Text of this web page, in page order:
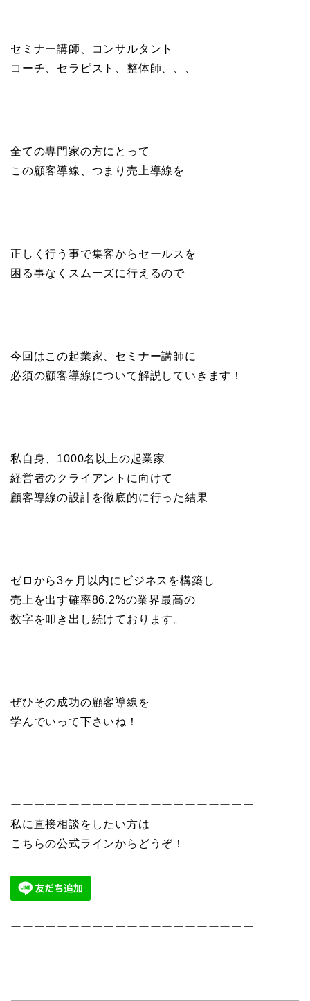
セミナー講師、コンサルタント
コーチ、セラピスト、整体師、、、
全ての専門家の方にとって
この顧客導線、つまり売上導線を
正しく行う事で集客からセールスを
困る事なくスムーズに行えるので
今回はこの起業家、セミナー講師に
必須の顧客導線について解説していきます！
私自身、1000名以上の起業家
経営者のクライアントに向けて
顧客導線の設計を徹底的に行った結果
ゼロから3ヶ月以内にビジネスを構築し
売上を出す確率86.2%の業界最高の
数字を叩き出し続けております。
ぜひその成功の顧客導線を
学んでいって下さいね！
ーーーーーーーーーーーーーーーーーーーーー
私に直接相談をしたい方は
こちらの公式ラインからどうぞ！
ーーーーーーーーーーーーーーーーーーーーー